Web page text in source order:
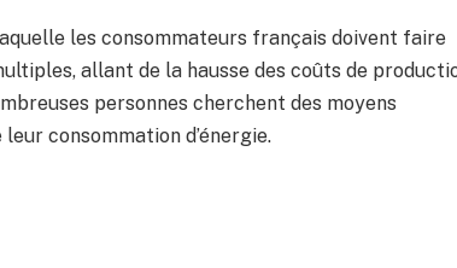
les consommateurs français doivent faire
allant de la hausse des coûts de
personnes cherchent des moyens
consommation d’énergie.